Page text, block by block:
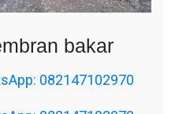
bakar
082147102970